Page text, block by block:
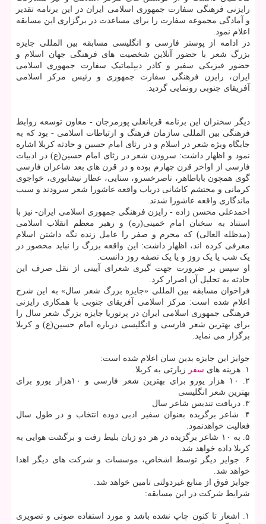
رایزنی فرهنگی سفارت جمهوری اسلامی ایران در این برنامه تقدیر
و آمادگی مجموعه سفارت را برای مساعدت در برگزاری این مسابقه
اعلام نمود.
در ادامه از پوستر فارسی و انگلیسی مسابقه بین المللی جایزه
بزرگ شعر با حضور آنلاین شخصیت های فرهنگی جهان اسلام و
حضور فیزیکی سفیر و کادر دیپلماتیک سفارت جمهوری اسلامی
ایران، رایزن فرهنگی سفارت جمهوری و رئیس مرکز اسلامی
آفریقای جنوبی رونمایی گردید.
دیگر سخنران این برنامه قربانعلی پورمرجان - معاون توسعه روابط
فرهنگی بین المللی سازمان فرهنگ و ارتباطات اسلامی - بود که به
جایگاه ویژه شعر در اسلام و در رثای امام حسین و حادثه کربلا اشاره
نمود و اظهار داشت: سرودن شعر در رثای امام حسین(ع) در ادبیات
فارسی از اواخر قرن چهارم بوده و در قرن های بعد شاعران فارسی
گوی همچون باباطاهر، ناصرخسرو، سنایی، عطار نیشابوری، خواجوی
کرمانی و محتشم کاشانی درباب واقعه عاشورا شعر سرودند و سبب
ماندگاری واقعه عاشورا شدند.
احمدعلی محسن زاده - رایزن فرهنگی جمهوری اسلامی ایران- نیز با
استناد به سخنان امام خمینی(ره) و رهبر معظم انقلاب اسلامی
(مدظله العالی) که محرم و صفر را عامل زنده نگه داشتن اسلام
معرفی کرده اند، اظهار داشت: این واقعه بزرگ را نباید محصور در
یک شب یا یک روز و یا یک نصفه روز دانست.
او سپس بر ضرورت جهت گیری شعرای آیینی از نقل صرف این
حادثه به تحلیل آن اصرار کرد.
فراخوان مسابقه بین المللی «جایزه بزرگ شعر سال» به این شرح
اعلام شده است: مرکز اسلامی آفریقای جنوبی با همکاری رایزنی
فرهنگی جمهوری اسلامی ایران در پرتوریا جایزه بزرگ شعر سال را
برای بهترین شعر فارسی و انگلیسی درباره امام حسین(ع) و کربلا
برگزار می نماید.
جوایز این جایزه بدین سان اعلام شده است:
۱. هزینه های
سفر زیارتی به کربلا.
۲. ۱۰ هزار یورو برای بهترین شعر فارسی و ۱۰هزار یورو برای
بهترین شعر انگلیسی
۳. دریافت تندیس شاعر سال
۴. شاعر برگزیده بعنوان سفیر ادبی دوده انتخاب و در طول سال
فعالیت خواهدنمود.
۵. به ۱۰ شاعر برگزیده در هر دو زبان بلیط رفت و برگشت هوایی به
کربلا داده خواهد شد.
۶. جوایز دیگر توسط اشخاص، موسسات و شرکت های دیگر اهدا
خواهد شد.
جوایز فوق از منابع غیردولتی تامین خواهد شد.
شرایط شرکت در این مسابقه:
۱. اشعار تا کنون چاپ نشده باشد و مورد استفاده صوتی و تصویری